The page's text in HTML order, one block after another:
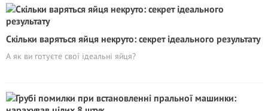
Скільки варяться яйця некруто: секрет ідеального результату
А як ви готуєте свої ідеальні яйця?